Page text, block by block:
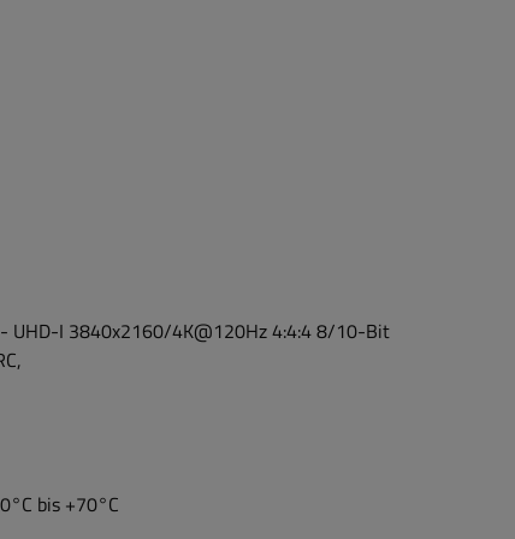
UHD-I 3840x2160/4K@120Hz 4:4:4 8/10-Bit
bis +70°C